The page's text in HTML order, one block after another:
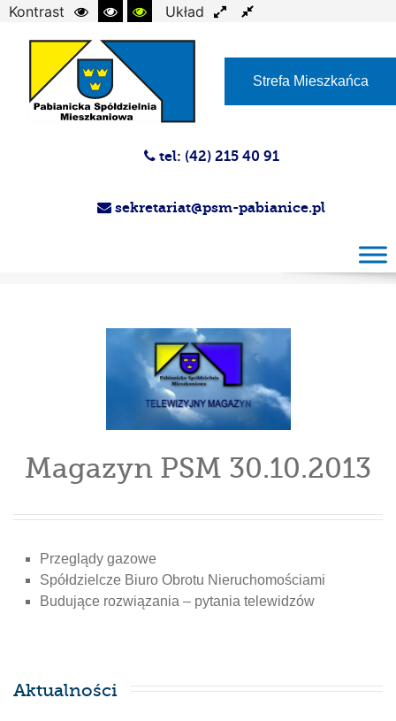
Kontrast
Układ
Strefa Mieszkańca
tel: (42) 215 40 91
sekretariat@psm-pabianice.pl
Magazyn PSM 30.10.2013
Przeglądy gazowe
Spółdzielcze Biuro Obrotu Nieruchomościami
Budujące rozwiązania – pytania telewidzów
Aktualności